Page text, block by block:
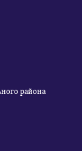
района